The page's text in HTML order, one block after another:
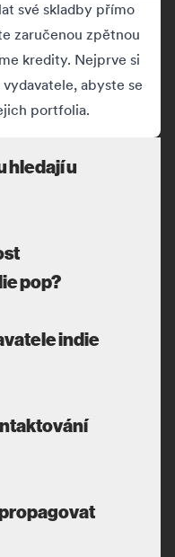
své skladby přímo
zaručenou zpětnou
kredity. Nejprve si
abyste se
portfolia.
hledají u
pop?
indie